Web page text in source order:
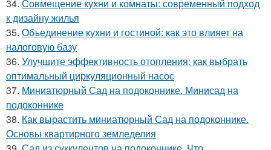
34. Совмещение кухни и комнаты: современный подход
к дизайну жилья
35. Объединение кухни и гостиной: как это влияет на
налоговую базу
36. Улучшите эффективность отопления: как выбрать
оптимальный циркуляционный насос
37. Миниатюрный Сад на подоконнике. Минисад на
подоконнике
38. Как вырастить миниатюрный Сад на подоконнике.
Основы квартирного земледелия